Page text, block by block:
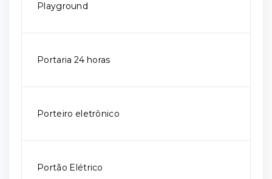
Playground
Portaria 24 horas
Porteiro eletrônico
Portão Elétrico